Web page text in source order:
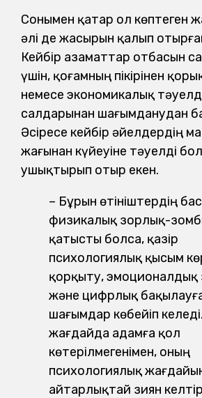
Сонымен қатар ол көптеген
әлі де жасырын қалып
Кейбір азаматтар отбасын
үшін, қоғамның пікірінен
немесе экономикалық
салдарынан шағымданудан
Әсіресе кейбір әйелдердің
жағынан күйеуіне тәуелді
ушықтырып отыр екен.
– Бұрын өтініштердің
физикалық зорлық-
қатысты болса, қазір
психологиялық қысым
қорқыту, эмоционалдық
және цифрлық
шағымдар көбейіп
жағдайда адамға қол
көтерілмегенімен, оның
психологиялық
айтарлықтай зиян